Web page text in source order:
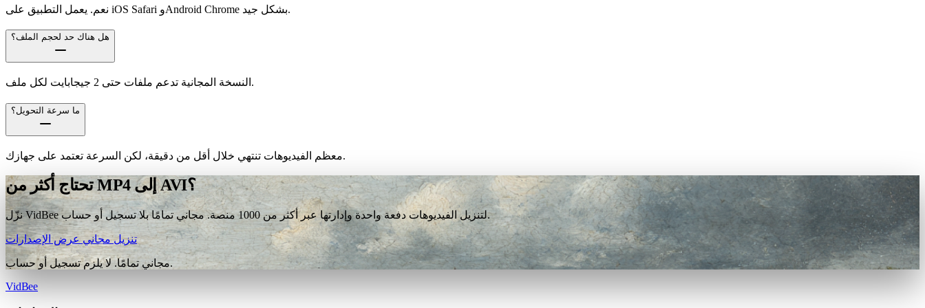
نعم. يعمل التطبيق على iOS Safari وAndroid Chrome بشكل جيد.
هل هناك حد لحجم الملف؟
النسخة المجانية تدعم ملفات حتى 2 جيجابايت لكل ملف.
ما سرعة التحويل؟
معظم الفيديوهات تنتهي خلال أقل من دقيقة، لكن السرعة تعتمد على جهازك.
تحتاج أكثر من MP4 إلى AVI؟
نزّل VidBee لتنزيل الفيديوهات دفعة واحدة وإدارتها عبر أكثر من 1000 منصة. مجاني تمامًا بلا تسجيل أو حساب.
تنزيل مجانيعرض الإصدارات
مجاني تمامًا. لا يلزم تسجيل أو حساب.
VidBee